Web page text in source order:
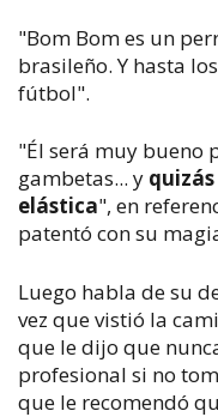
"Bom Bom es un
brasileño. Y hasta
fútbol".
"Él será muy bueno
gambetas... y
elástica", en
patentó con su
Luego habla de su
vez que vistió la
que le dijo que
profesional si no
que le recomendó